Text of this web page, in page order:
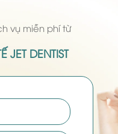
vụ miễn phí từ
DENTIST